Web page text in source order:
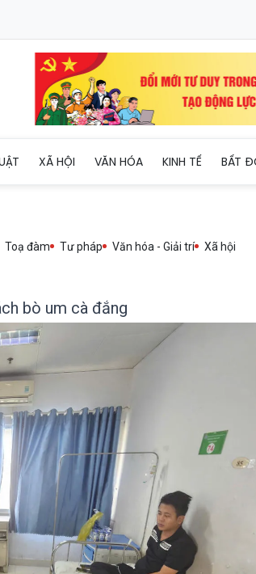
XÃ HỘI VĂN HÓA KINH TẾ BẤT
Toạ đàm Tư pháp Văn hóa - Giải trí
Xã hội
bò um cà đắng